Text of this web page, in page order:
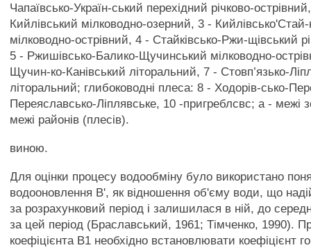
Чапаївсько-Україн-ський перехідний річково-
Кийлівський мілководно-озерний, 3 - Кийлівсько'Стай-
мілководно-острівний, 4 - Стайківсько-Ржи-щівський
5 - Ржишівсько-Балико-Щучинський мілководно-
Щучин-ко-Канівський літоральний, 7 - Стовп’язько-
літоральний; глибоководні плеса: 8 - Ходорів-сько-
Переяславсько-Ліплявське, 10 -пригреблсвс; а - межі
межі районів (плесів).
виною.
Для оцінки процесу водообміну було використано
водооновлення В', як відношення об'єму води, що
за розрахунковий період і залишилася в ній, до
за цей період (Браславський, 1961; Тімченко, 1990).
коефіцієнта В1 необхідно встановлювати коефіцієнт